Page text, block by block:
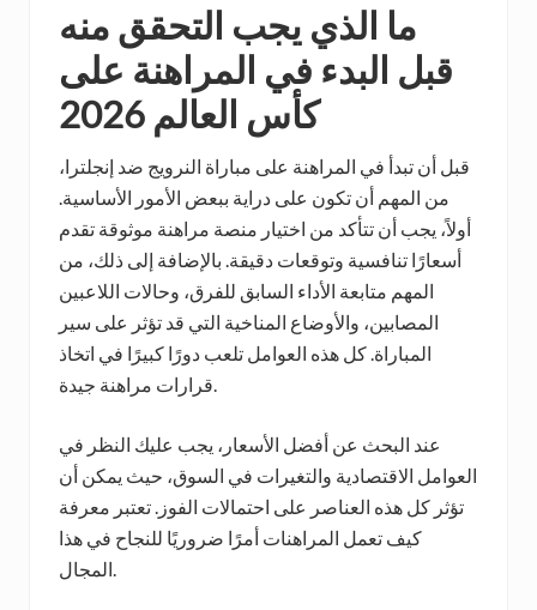
ما الذي يجب التحقق منه
قبل البدء في المراهنة على
كأس العالم 2026
قبل أن تبدأ في المراهنة على مباراة النرويج ضد إنجلترا،
من المهم أن تكون على دراية ببعض الأمور الأساسية.
أولاً، يجب أن تتأكد من اختيار منصة مراهنة موثوقة تقدم
أسعارًا تنافسية وتوقعات دقيقة. بالإضافة إلى ذلك، من
المهم متابعة الأداء السابق للفرق، وحالات اللاعبين
المصابين، والأوضاع المناخية التي قد تؤثر على سير
المباراة. كل هذه العوامل تلعب دورًا كبيرًا في اتخاذ
عند البحث عن أفضل الأسعار، يجب عليك النظر في
العوامل الاقتصادية والتغيرات في السوق، حيث يمكن أن
تؤثر كل هذه العناصر على احتمالات الفوز. تعتبر معرفة
كيف تعمل المراهنات أمرًا ضروريًا للنجاح في هذا